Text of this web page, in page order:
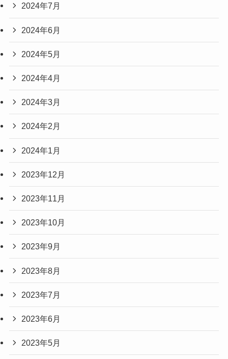
2024年7月
2024年6月
2024年5月
2024年4月
2024年3月
2024年2月
2024年1月
2023年12月
2023年11月
2023年10月
2023年9月
2023年8月
2023年7月
2023年6月
2023年5月